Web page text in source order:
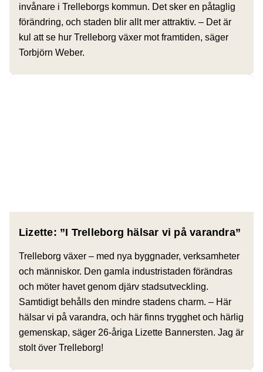
invånare i Trelleborgs kommun. Det sker en påtaglig
förändring, och staden blir allt mer attraktiv. – Det är
kul att se hur Trelleborg växer mot framtiden, säger
Torbjörn Weber.
Lizette: ”I Trelleborg hälsar vi på varandra”
Trelleborg växer – med nya byggnader, verksamheter
och människor. Den gamla industristaden förändras
och möter havet genom djärv stadsutveckling.
Samtidigt behålls den mindre stadens charm. – Här
hälsar vi på varandra, och här finns trygghet och härlig
gemenskap, säger 26-åriga Lizette Bannersten. Jag är
stolt över Trelleborg!